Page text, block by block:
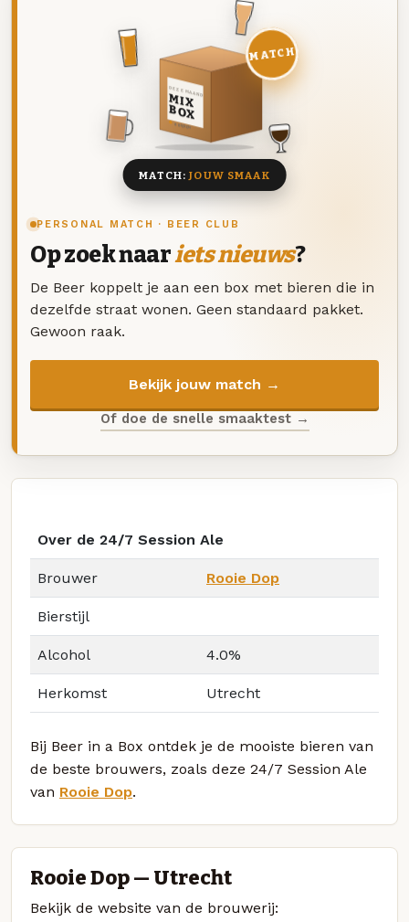
PERSONAL MATCH · BEER CLUB
Op zoek naariets nieuws?
De Beer koppelt je aan een box met bieren die in
dezelfde straat wonen. Geen standaard pakket.
Gewoon raak.
Bekijk jouw match →
Of doe de snelle smaaktest →
DEZE MAAND
MIX
BOX
8 BIEREN
MATCH
MATCH:JOUW SMAAK
Over de 24/7 Session Ale
Brouwer Rooie Dop
Bierstijl
Alcohol 4.0%
Herkomst Utrecht
Bij Beer in a Box ontdek je de mooiste bieren van
de beste brouwers, zoals deze 24/7 Session Ale
van Rooie Dop.
Rooie Dop — Utrecht
Bekijk de website van de brouwerij: